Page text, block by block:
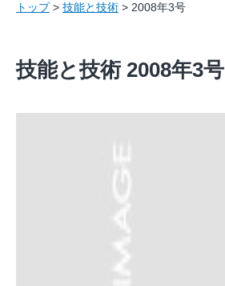
トップ> 技能と技術 > 2008年3号
技能と技術 2008年3号